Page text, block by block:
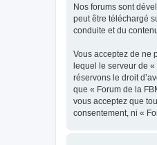
Nos forums sont
peut être téléchargé
conduite et du
Vous acceptez de ne
lequel le serveur de
réservons le droit
que « Forum de la
vous acceptez que
consentement, ni «